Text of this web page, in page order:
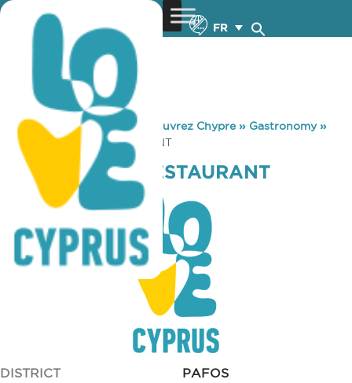
FR
You are here: Home »Découvrez Chypre» Gastronomy»
VIVA CYPRUS RESTAURANT
VIVA CYPRUS RESTAURANT
DISTRICT
PAFOS